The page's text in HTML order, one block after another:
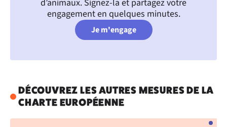
d’animaux. Signez-la et partagez votre
engagement en quelques minutes.
Je m'engage
DÉCOUVREZ LES AUTRES MESURES DE LA
CHARTE EUROPÉENNE